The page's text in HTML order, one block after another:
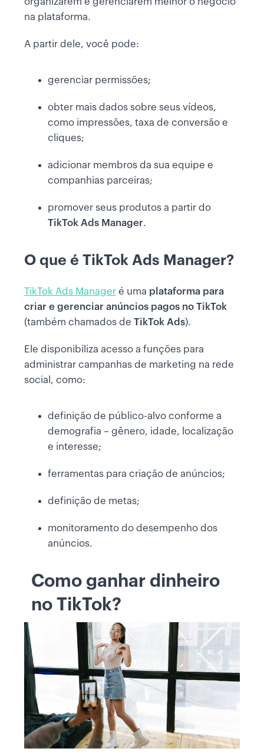
na plataforma.
A partir dele, você pode:
gerenciar permissões;
obter mais dados sobre seus vídeos,
como impressões, taxa de conversão e
cliques;
adicionar membros da sua equipe e
companhias parceiras;
promover seus produtos a partir do
TikTok Ads Manager.
O que é TikTok Ads Manager?
TikTok Ads Manager é uma plataforma para
criar e gerenciar anúncios pagos no TikTok
(também chamados de TikTok Ads).
Ele disponibiliza acesso a funções para
administrar campanhas de marketing na rede
social, como:
definição de público-alvo conforme a
demografia – gênero, idade, localização
e interesse;
ferramentas para criação de anúncios;
definição de metas;
monitoramento do desempenho dos
anúncios.
Como ganhar dinheiro
no TikTok?